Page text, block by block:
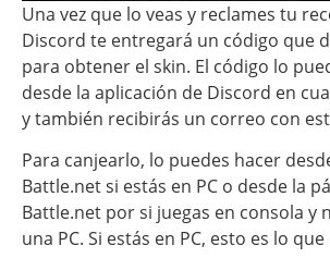
Una vez que lo veas y reclames tu
Discord te entregará un código que
para obtener el skin. El código lo
desde la aplicación de Discord en
y también recibirás un correo con
Para canjearlo, lo puedes hacer
Battle.net si estás en PC o desde la
Battle.net por si juegas en consola y
una PC. Si estás en PC, esto es lo